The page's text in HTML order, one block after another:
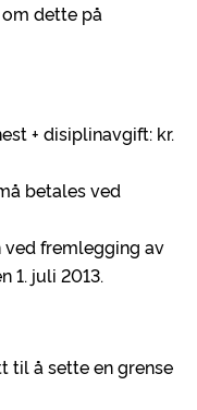
dette på
+ disiplinavgift: kr.
betales ved
ved fremlegging av
1. juli 2013.
til å sette en grense